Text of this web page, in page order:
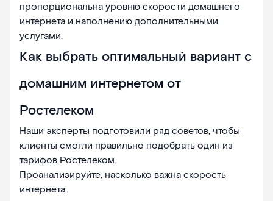
пропорциональна уровню скорости домашнего
интернета и наполнению дополнительными
услугами.
Как выбрать оптимальный вариант с
домашним интернетом от
Ростелеком
Наши эксперты подготовили ряд советов, чтобы
клиенты смогли правильно подобрать один из
тарифов Ростелеком.
Проанализируйте, насколько важна скорость
интернета: